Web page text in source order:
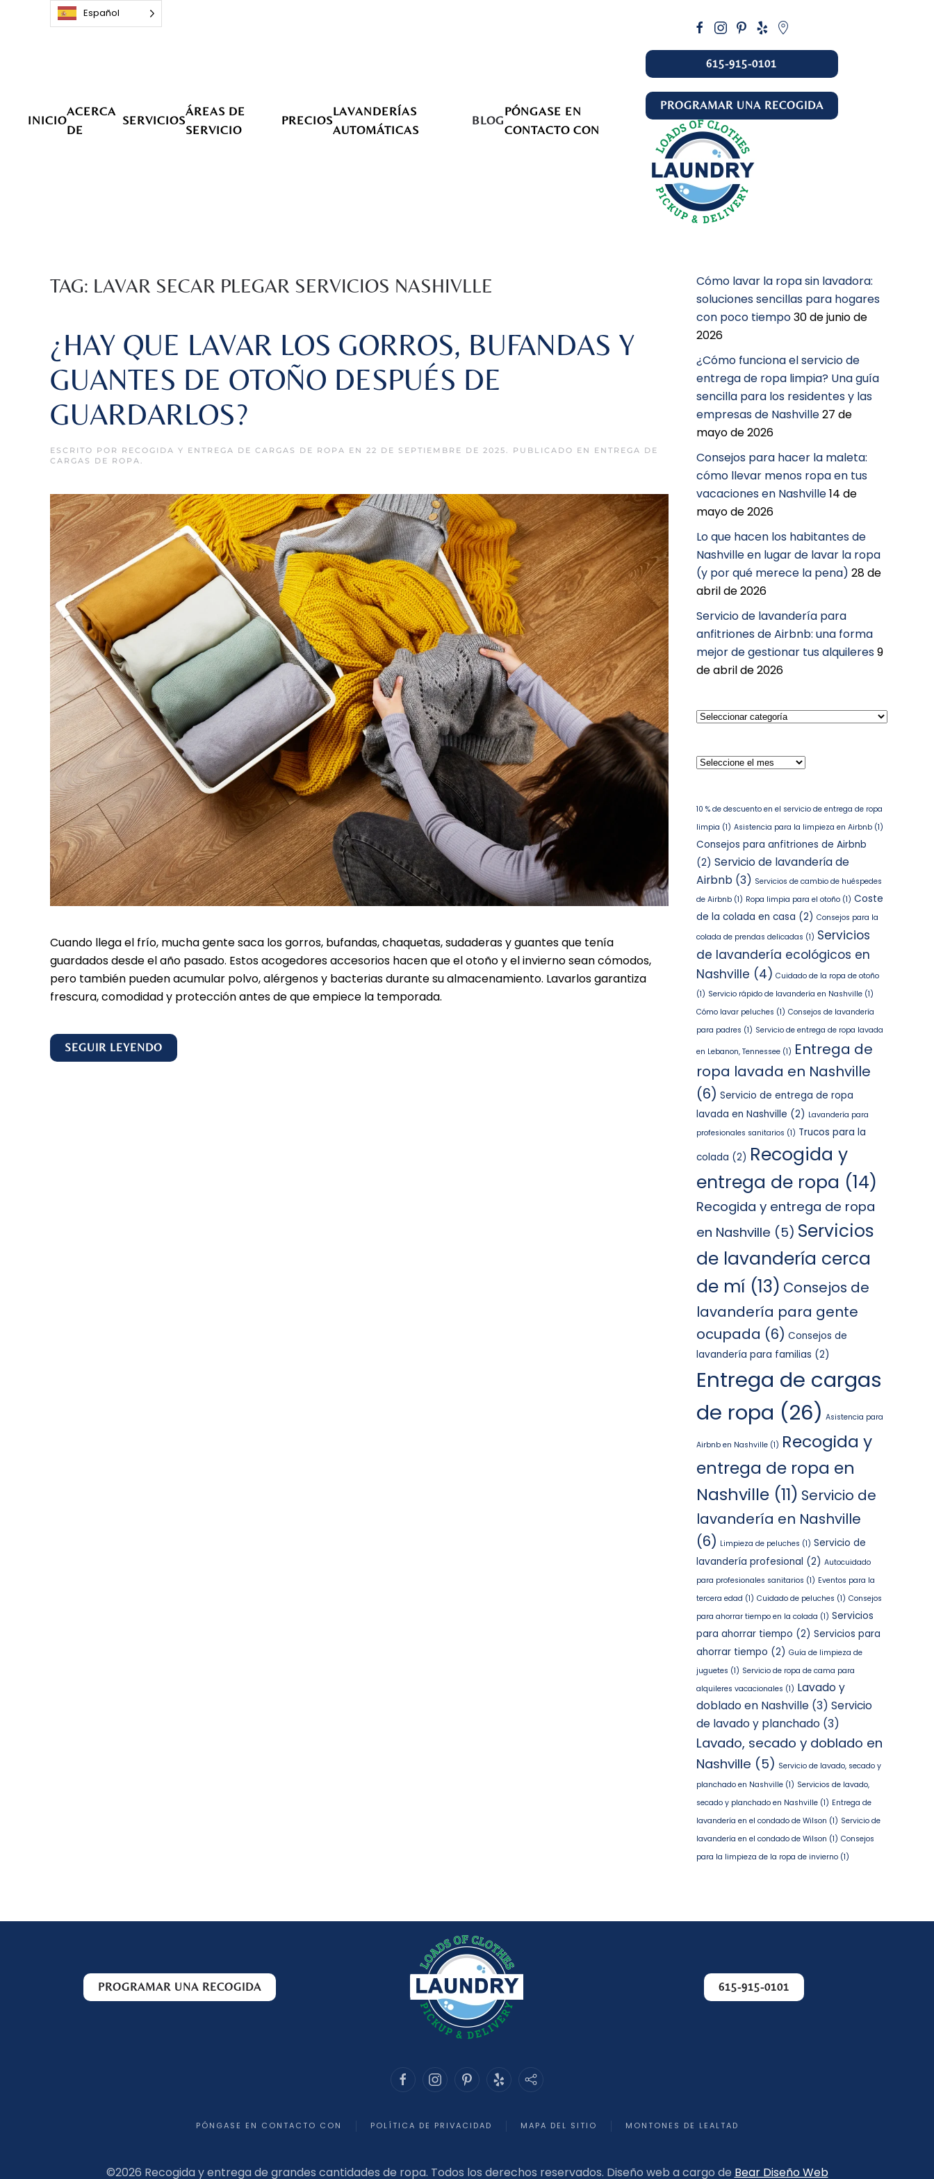
Ir al contenido principal
Español
INICIO
ACERCA
DE
SERVICIOS
ÁREAS DE
SERVICIO
PRECIOS
LAVANDERÍAS
AUTOMÁTICAS
BLOG
PÓNGASE EN
CONTACTO CON
615-915-0101
PROGRAMAR UNA RECOGIDA
TAG: LAVAR SECAR PLEGAR SERVICIOS NASHIVLLE
¿HAY QUE LAVAR LOS GORROS, BUFANDAS Y
GUANTES DE OTOÑO DESPUÉS DE
GUARDARLOS?
ESCRITO POR RECOGIDA Y ENTREGA DE CARGAS DE ROPA EN 22 DE SEPTIEMBRE DE 2025. PUBLICADO EN ENTREGA DE
CARGAS DE ROPA.
Cuando llega el frío, mucha gente saca los gorros, bufandas, chaquetas, sudaderas y guantes que tenía
guardados desde el año pasado. Estos acogedores accesorios hacen que el otoño y el invierno sean cómodos,
pero también pueden acumular polvo, alérgenos y bacterias durante su almacenamiento. Lavarlos garantiza
frescura, comodidad y protección antes de que empiece la temporada.
SEGUIR LEYENDO
Cómo lavar la ropa sin lavadora:
soluciones sencillas para hogares
con poco tiempo30 de junio de
2026
¿Cómo funciona el servicio de
entrega de ropa limpia? Una guía
sencilla para los residentes y las
empresas de Nashville27 de
mayo de 2026
Consejos para hacer la maleta:
cómo llevar menos ropa en tus
vacaciones en Nashville14 de
mayo de 2026
Lo que hacen los habitantes de
Nashville en lugar de lavar la ropa
(y por qué merece la pena) 28 de
abril de 2026
Servicio de lavandería para
anfitriones de Airbnb: una forma
mejor de gestionar tus alquileres9
de abril de 2026
Seleccionar
Archivos
10 % de descuento en el servicio de entrega de ropa
limpia (1) Asistencia para la limpieza en Airbnb (1)
Consejos para anfitriones de Airbnb
(2) Servicio de lavandería de
Airbnb (3) Servicios de cambio de huéspedes
de Airbnb (1) Ropa limpia para el otoño (1) Coste
de la colada en casa (2) Consejos para la
colada de prendas delicadas (1) Servicios
de lavandería ecológicos en
Nashville (4) Cuidado de la ropa de otoño
(1) Servicio rápido de lavandería en Nashville (1)
Cómo lavar peluches (1) Consejos de lavandería
para padres (1) Servicio de entrega de ropa lavada
en Lebanon, Tennessee (1) Entrega de
ropa lavada en Nashville
(6) Servicio de entrega de ropa
lavada en Nashville (2) Lavandería para
profesionales sanitarios (1) Trucos para la
colada (2) Recogida y
entrega de ropa (14)
Recogida y entrega de ropa
en Nashville (5) Servicios
de lavandería cerca
de mí (13) Consejos de
lavandería para gente
ocupada (6) Consejos de
lavandería para familias (2)
Entrega de cargas
de ropa (26) Asistencia para
Airbnb en Nashville (1) Recogida y
entrega de ropa en
Nashville (11) Servicio de
lavandería en Nashville
(6) Limpieza de peluches (1) Servicio de
lavandería profesional (2) Autocuidado
para profesionales sanitarios (1) Eventos para la
tercera edad (1) Cuidado de peluches (1) Consejos
para ahorrar tiempo en la colada (1) Servicios
para ahorrar tiempo (2) Servicios para
ahorrar tiempo (2) Guía de limpieza de
juguetes (1) Servicio de ropa de cama para
alquileres vacacionales (1) Lavado y
doblado en Nashville (3) Servicio
de lavado y planchado (3)
Lavado, secado y doblado en
Nashville (5) Servicio de lavado, secado y
planchado en Nashville (1) Servicios de lavado,
secado y planchado en Nashville (1) Entrega de
lavandería en el condado de Wilson (1) Servicio de
lavandería en el condado de Wilson (1) Consejos
para la limpieza de la ropa de invierno (1)
PROGRAMAR UNA RECOGIDA 615-915-0101
PÓNGASE EN CONTACTO CON POLÍTICA DE PRIVACIDAD MAPA DEL SITIO MONTONES DE LEALTAD
©2026 Recogida y entrega de grandes cantidades de ropa. Todos los derechos reservados. Diseño web a cargo de Bear Diseño Web